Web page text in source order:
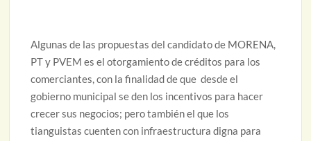
Algunas de las propuestas del candidato de MORENA,
PT y PVEM es el otorgamiento de créditos para los
comerciantes, con la finalidad de que desde el
gobierno municipal se den los incentivos para hacer
crecer sus negocios; pero también el que los
tianguistas cuenten con infraestructura digna para